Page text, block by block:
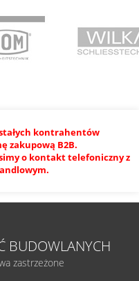
kontrahentów
zakupową B2B.
o kontakt telefoniczny z
BUDOWLANYCH
zastrzeżone